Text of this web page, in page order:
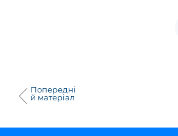
Попередні
й матеріал